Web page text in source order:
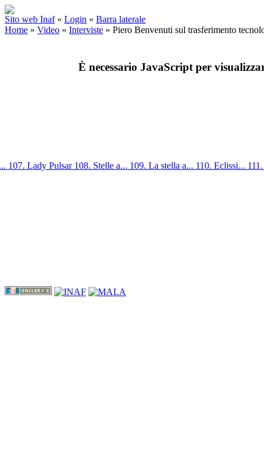
Sito web Inaf « Login « Barra laterale
Home » Video » Interviste » Piero Benvenuti sul trasferimento
È necessario JavaScript per
107. Lady Pulsar 108. Stelle a... 109. La stella a... 110. Eclissi...